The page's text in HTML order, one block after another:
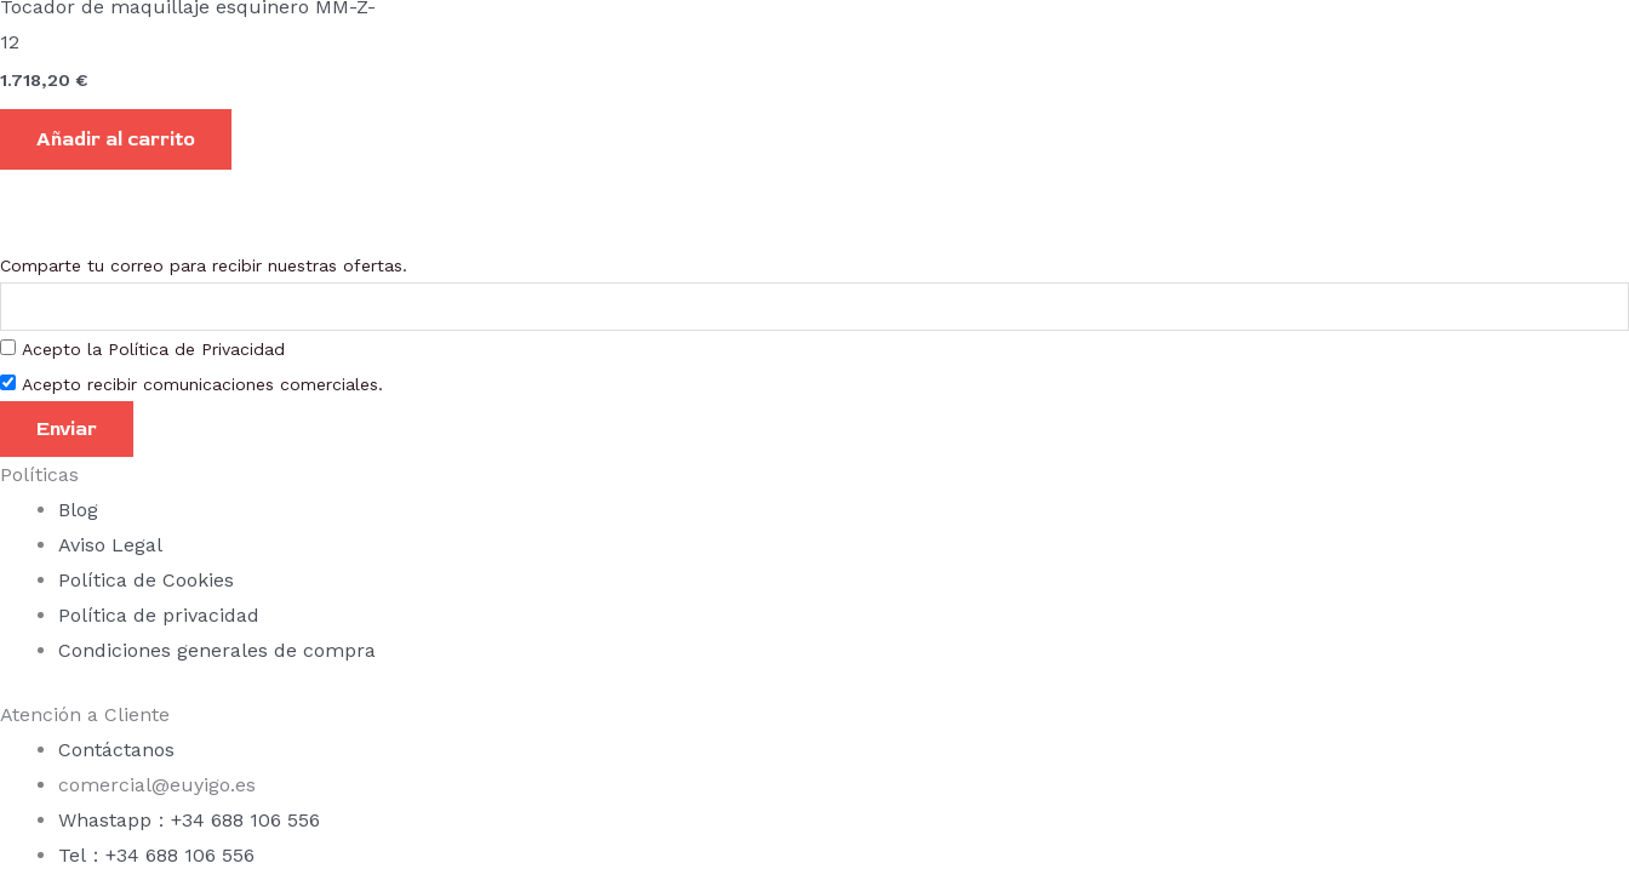
Tocador de maquillaje esquinero MM-Z-
12
1.718,20 €
Añadir al carrito
Comparte tu correo para recibir nuestras ofertas.
Acepto la Política de Privacidad
Acepto recibir comunicaciones comerciales.
Enviar
Políticas
Blog
Aviso Legal
Política de Cookies
Política de privacidad
Condiciones generales de compra
Atención a Cliente
Contáctanos
comercial@euyigo.es
Whastapp：+34 688 106 556
Tel：+34 688 106 556